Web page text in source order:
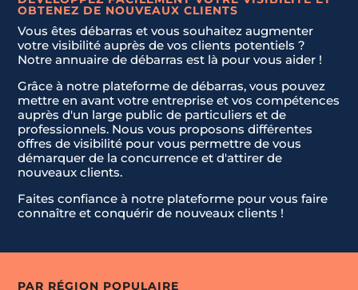
OBTENEZ DE NOUVEAUX CLIENTS
Vous êtes débarras et vous souhaitez augmenter
votre visibilité auprès de vos clients potentiels ?
Notre annuaire de débarras est là pour vous aider !
Grâce à notre plateforme de débarras, vous pouvez
mettre en avant votre entreprise et vos compétences
auprès d'un large public de particuliers et de
professionnels. Nous vous proposons différentes
offres de visibilité pour vous permettre de vous
démarquer de la concurrence et d'attirer de
nouveaux clients.
Faites confiance à notre plateforme pour vous faire
connaître et conquérir de nouveaux clients !
PAR RÉGION POPULAIRE